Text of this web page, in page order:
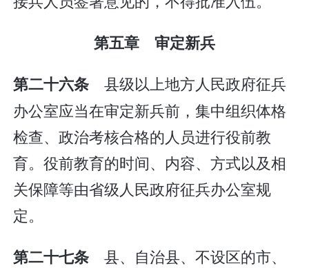
第五章 审定新兵
第二十六条 县级以上地方人民政府征兵
办公室应当在审定新兵前，集中组织体格
检查、政治考核合格的人员进行役前教
育。役前教育的时间、内容、方式以及相
关保障等由省级人民政府征兵办公室规
定。
第二十七条 县、自治县、不设区的市、